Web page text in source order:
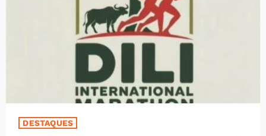
PORTUGUÊS keyboard_arrow_down
TÉTUM
DESTAQUES